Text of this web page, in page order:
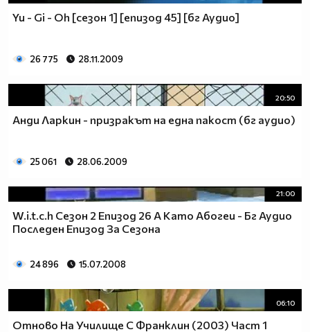
Yu - Gi - Oh [сезон 1] [епизод 45] [бг Аудио]
26 775 28.11.2009
20:50
Анди Ларкин - призракът на една пакост (бг аудио)
25 061 28.06.2009
21:00
W.i.t.c.h Сезон 2 Епизод 26 А Като Абогеи - Бг Аудио
Последен Епизод За Сезона
24 896 15.07.2008
06:10
Отново На Училище С Франклин (2003) Част 1